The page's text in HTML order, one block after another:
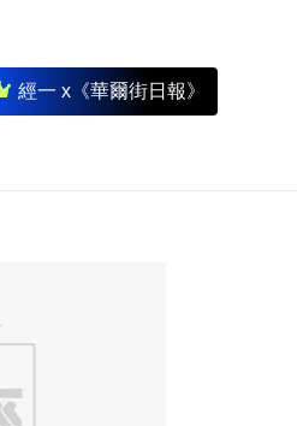
經一 x《華爾街日報》